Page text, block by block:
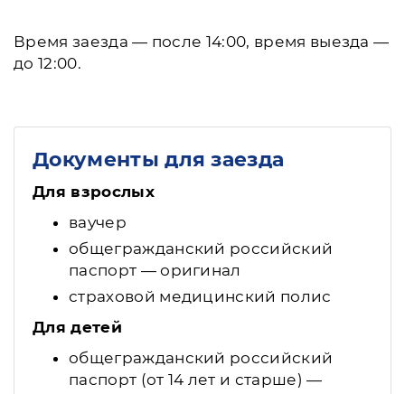
Время заезда — после 14:00, время выезда —
до 12:00.
Документы для заезда
Для взрослых
ваучер
общегражданский российский
паспорт — оригинал
страховой медицинский полис
Для детей
общегражданский российский
паспорт (от 14 лет и старше) —